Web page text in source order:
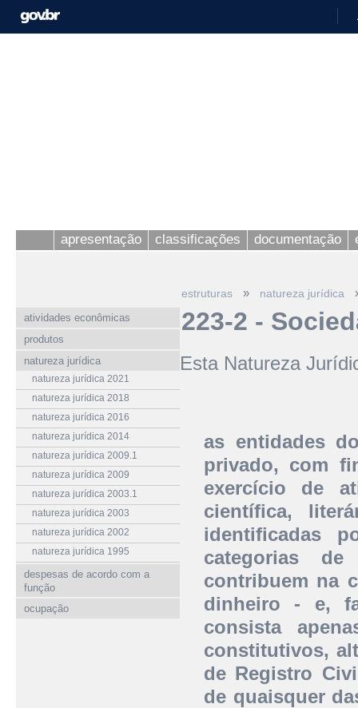
apresentação classificações documentação
atividades econômicas
produtos
natureza jurídica
natureza jurídica 2021
natureza jurídica 2018
natureza jurídica 2016
natureza jurídica 2014
natureza jurídica 2009.1
natureza jurídica 2009
natureza jurídica 2003.1
natureza jurídica 2003
natureza jurídica 2002
natureza jurídica 1995
despesas de acordo com a
função
ocupação
estruturas » natureza jurídica
223-2 -
Esta Natureza
as entidades
privado, com
exercício de
científica,
identificadas
categorias de
contribuem na
dinheiro - e,
consista
constitutivos,
de Registro
de quaisquer